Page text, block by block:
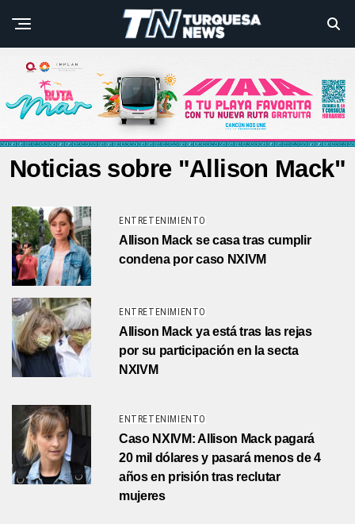
Noticias sobre "Allison Mack"
ENTRETENIMIENTO
Allison Mack se casa tras cumplir
condena por caso NXIVM
ENTRETENIMIENTO
Allison Mack ya está tras las rejas
por su participación en la secta
NXIVM
ENTRETENIMIENTO
Caso NXIVM: Allison Mack pagará
20 mil dólares y pasará menos de 4
años en prisión tras reclutar
mujeres